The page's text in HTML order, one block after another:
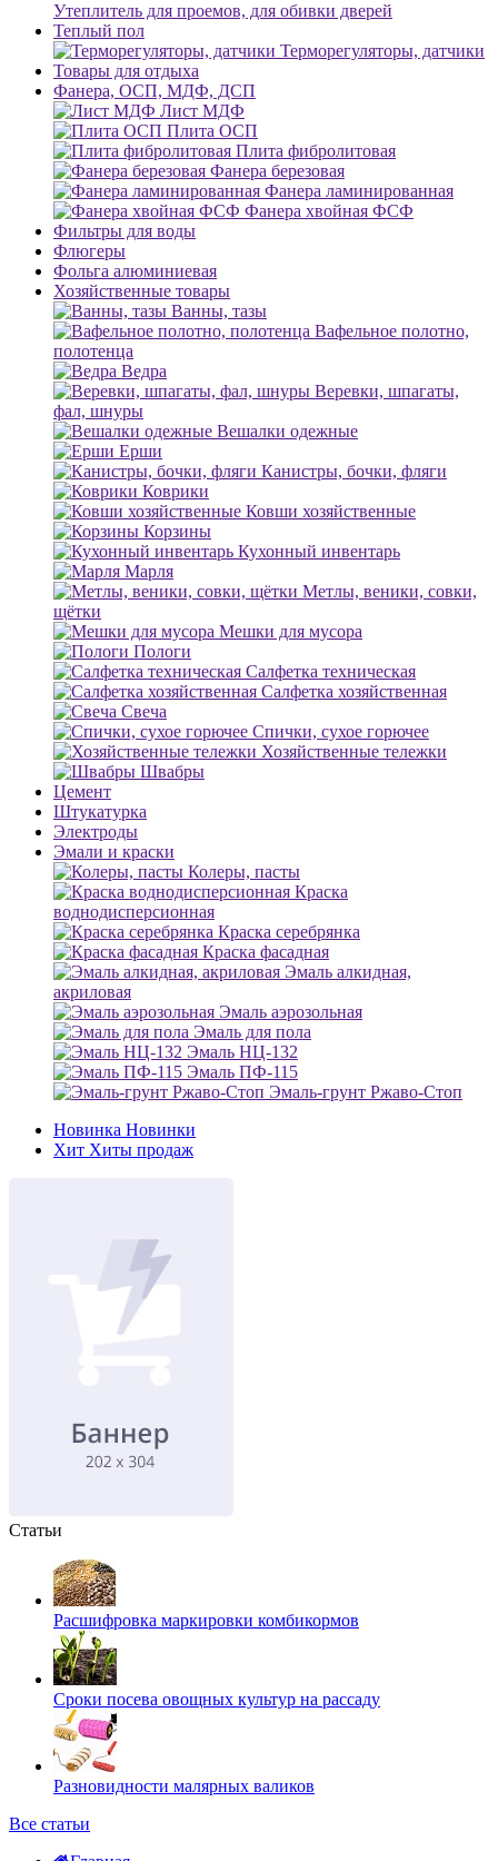
Утеплитель для проемов, для обивки дверей
Теплый пол
Терморегуляторы, датчики
Товары для отдыха
Фанера, ОСП, МДФ, ДСП
Лист МДФ
Плита ОСП
Плита фибролитовая
Фанера березовая
Фанера ламинированная
Фанера хвойная ФСФ
Фильтры для воды
Флюгеры
Фольга алюминиевая
Хозяйственные товары
Ванны, тазы
Вафельное полотно,
полотенца
Ведра
Веревки, шпагаты,
фал, шнуры
Вешалки одежные
Ерши
Канистры, бочки, фляги
Коврики
Ковши хозяйственные
Корзины
Кухонный инвентарь
Марля
Метлы, веники, совки,
щётки
Мешки для мусора
Пологи
Салфетка техническая
Салфетка хозяйственная
Свеча
Спички, сухое горючее
Хозяйственные тележки
Швабры
Цемент
Штукатурка
Электроды
Эмали и краски
Колеры, пасты
Краска
воднодисперсионная
Краска серебрянка
Краска фасадная
Эмаль алкидная,
акриловая
Эмаль аэрозольная
Эмаль для пола
Эмаль НЦ-132
Эмаль ПФ-115
Эмаль-грунт Ржаво-Стоп
Новинка Новинки
Хит Хиты продаж
Статьи
Расшифровка маркировки комбикормов
Сроки посева овощных культур на рассаду
Разновидности малярных валиков
Все статьи